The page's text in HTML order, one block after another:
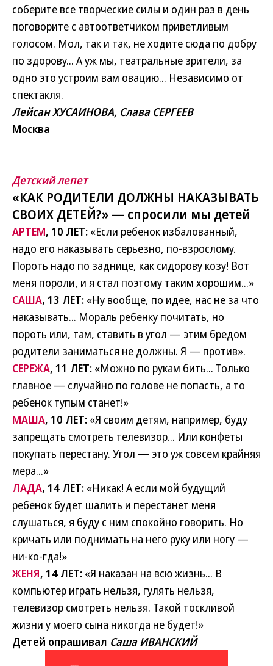
соберите все творческие силы и один раз в день
поговорите с автоответчиком приветливым
голосом. Мол, так и так, не ходите сюда по добру
по здорову... А уж мы, театральные зрители, за
одно это устроим вам овацию... Независимо от
спектакля.
Лейсан ХУСАИНОВА, Слава СЕРГЕЕВ
Москва
Детский лепет
«КАК РОДИТЕЛИ ДОЛЖНЫ НАКАЗЫВАТЬ
СВОИХ ДЕТЕЙ?» — спросили мы детей
АРТЕМ, 10 ЛЕТ: «Если ребенок избалованный,
надо его наказывать серьезно, по-взрослому.
Пороть надо по заднице, как сидорову козу! Вот
меня пороли, и я стал поэтому таким хорошим...»
САША, 13 ЛЕТ: «Ну вообще, по идее, нас не за что
наказывать... Мораль ребенку почитать, но
пороть или, там, ставить в угол — этим бредом
родители заниматься не должны. Я — против».
СЕРЕЖА, 11 ЛЕТ: «Можно по рукам бить... Только
главное — случайно по голове не попасть, а то
ребенок тупым станет!»
МАША, 10 ЛЕТ: «Я своим детям, например, буду
запрещать смотреть телевизор... Или конфеты
покупать перестану. Угол — это уж совсем крайняя
мера...»
ЛАДА, 14 ЛЕТ: «Никак! А если мой будущий
ребенок будет шалить и перестанет меня
слушаться, я буду с ним спокойно говорить. Но
кричать или поднимать на него руку или ногу —
ни-ко-гда!»
ЖЕНЯ, 14 ЛЕТ: «Я наказан на всю жизнь... В
компьютер играть нельзя, гулять нельзя,
телевизор смотреть нельзя. Такой тоскливой
жизни у моего сына никогда не будет!»
Детей опрашивал Саша ИВАНСКИЙ